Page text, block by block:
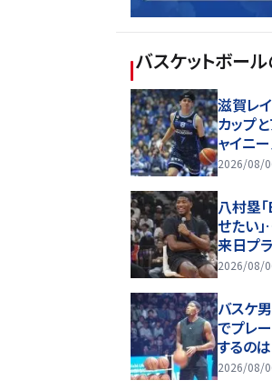
バスケットボール
滋賀レ
カップ
ャイニ
2026/08/
八村塁
せたい
来日プ
2026/08/
バスケ
でプレ
するの
術指導
2026/08/